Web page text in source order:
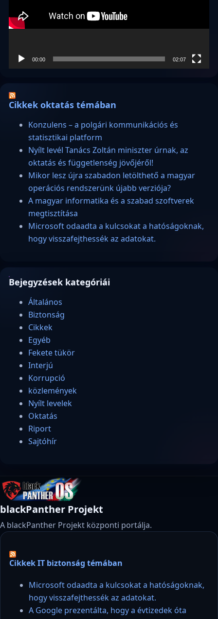
00:00 02:07
Cikkek oktatás témában
Konzulens – a polgári kommunikációs és
statisztikai platform
Nyílt levél Tanács Zoltán miniszter úrnak, az
oktatás és függetlenség jövőjéről!
Mikor lesz újra szabadon letölthető a magyar
operációs rendszerünk újabb verziója?
A magyar informatika és a szabad szoftverek
megtisztítása
Microsoft odaadta a kulcsokat a hatóságoknak,
hogy visszafejthessék az adatokat.
Bejegyzések kategóriái
Általános
Biztonság
Cikkek
Egyéb
Fekete tükör
Interjú
Korrupció
közlemények
Nyílt levelek
Oktatás
Riport
Sajtóhír
blackPanther Projekt
A blackPanther Projekt központi portálja.
Cikkek IT biztonság témában
Microsoft odaadta a kulcsokat a hatóságoknak,
hogy visszafejthessék az adatokat.
A Google prezentálta, hogy a évtizedek óta